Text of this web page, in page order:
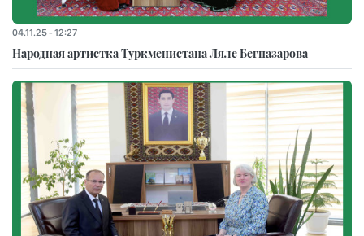
04.11.25 - 12:27
Народная артистка Туркменистана Ляле Бегназарова